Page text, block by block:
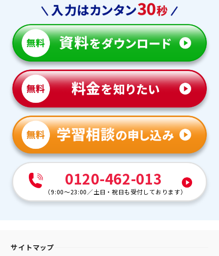
0120-462-013
（9:00～23:00 ／土日・祝日も受付しております）
サイトマップ